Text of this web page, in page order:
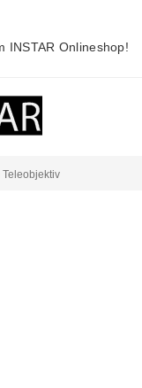
INSTAR Onlineshop!
Teleobjektiv